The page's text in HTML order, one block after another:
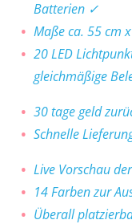
Batterien ✓
Maße ca. 55 cm
20 LED
gleichmäßige
30 tage geld
Schnelle
Live Vorschau
14 Farben zur
Überall